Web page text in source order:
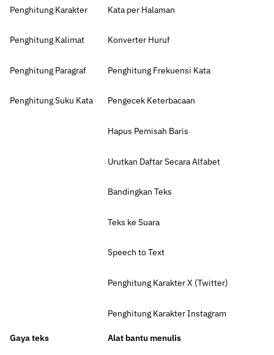
Penghitung Karakter
Penghitung Kalimat
Penghitung Paragraf
Penghitung Suku Kata
Kata per Halaman
Konverter Huruf
Penghitung Frekuensi Kata
Pengecek Keterbacaan
Hapus Pemisah Baris
Urutkan Daftar Secara Alfabet
Bandingkan Teks
Teks ke Suara
Speech to Text
Penghitung Karakter X (Twitter)
Penghitung Karakter Instagram
Gaya teks Alat bantu menulis